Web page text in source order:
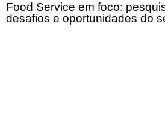
Food Service em foco:
desafios e oportunidades do